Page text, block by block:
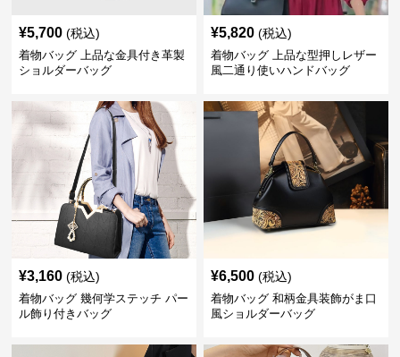
¥5,700 (税込)
着物バッグ 上品な金具付き革製
ショルダーバッグ
¥5,820 (税込)
着物バッグ 上品な型押しレザー
風二通り使いハンドバッグ
¥3,160 (税込)
着物バッグ 幾何学ステッチ パー
ル飾り付きバッグ
¥6,500 (税込)
着物バッグ 和柄金具装飾がま口
風ショルダーバッグ